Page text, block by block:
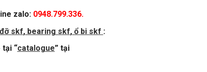
zalo: 0948.799.336.
skf, bearing skf, ổ bi skf :
“catalogue” tại